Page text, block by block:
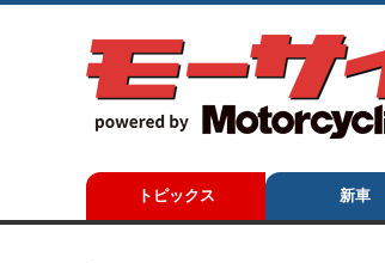
トピックス 新車